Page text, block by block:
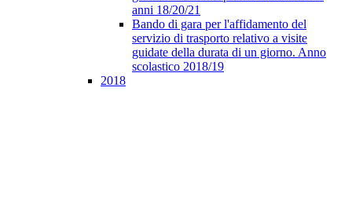
anni 18/20/21
Bando di gara per l'affidamento del
servizio di trasporto relativo a visite
guidate della durata di un giorno. Anno
scolastico 2018/19
2018